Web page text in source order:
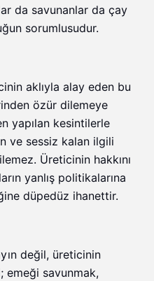
da savunanlar da çay
sorumlusudur.
aklıyla alay eden bu
özür dilemeye
yapılan kesintilerle
ve sessiz kalan ilgili
Üreticinin hakkını
yanlış politikalarına
düpedüz ihanettir.
değil, üreticinin
emeği savunmak,